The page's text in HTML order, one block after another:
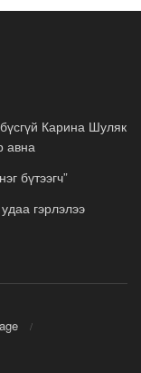
Карина Шуляк
авна
бүтээгч”
гэрлэлээ